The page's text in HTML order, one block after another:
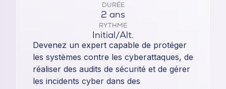
DURÉE
2 ans
RYTHME
Initial/Alt.
Devenez un expert capable de protéger
les systèmes contre les cyberattaques, de
réaliser des audits de sécurité et de gérer
les incidents cyber dans des